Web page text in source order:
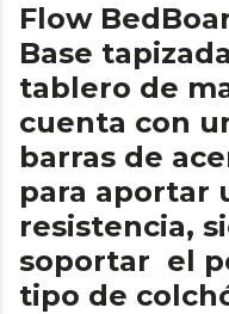
Flow
Base
tablero de
cuenta con
barras de
para aportar
resistencia,
soportar el
tipo de